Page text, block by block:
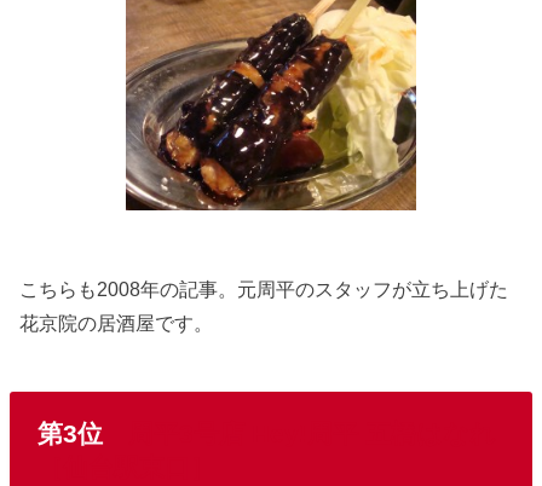
こちらも2008年の記事。元周平のスタッフが立ち上げた
花京院の居酒屋です。
第3位